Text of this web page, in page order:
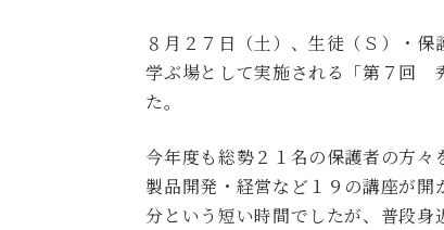
８月２７日（土）、生徒（Ｓ）・
学ぶ場として実施される「第７回
た。
今年度も総勢２１名の保護者の方々
製品開発・経営など１９の講座が開
分という短い時間でしたが、普段